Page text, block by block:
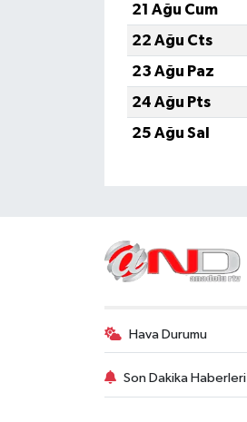
21 Ağu Cum
22 Ağu Cts
23 Ağu Paz
24 Ağu Pts
25 Ağu Sal
Hava Durumu
Son Dakika Haberleri